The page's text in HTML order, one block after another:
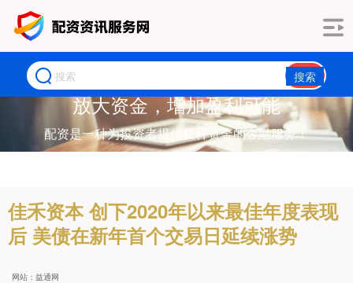
搜索
放大资金，增加盈利可能
配资是一种为投资者提供杠杆资金的金融服务！
佳禾资本 创下2020年以来最佳年度表现
后 美债在新年首个交易日延续涨势
网站：益通网